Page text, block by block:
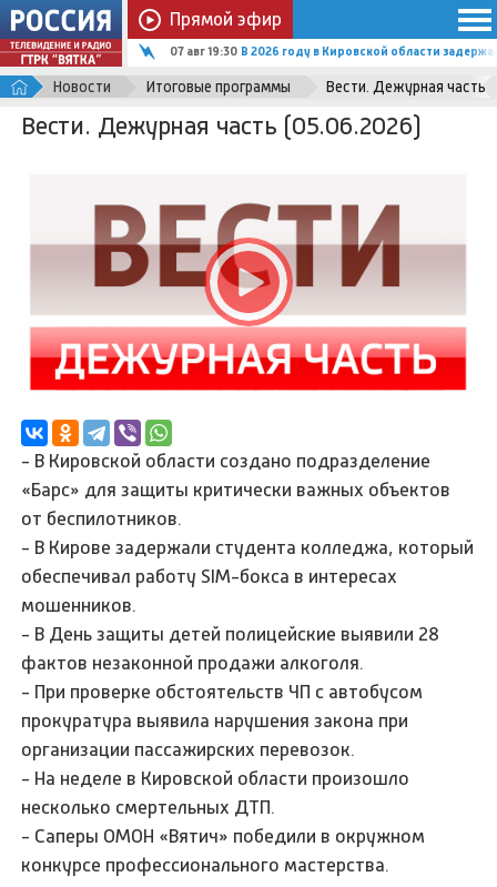
Прямой эфир
07 авг 19:30 В 2026 году в Кировской области
Новости Итоговые программы Вести. Дежурная часть
Вести. Дежурная часть (05.06.2026)
- В Кировской области создано подразделение
«Барс» для защиты критически важных объектов
от беспилотников.
- В Кирове задержали студента колледжа, который
обеспечивал работу SIM-бокса в интересах
мошенников.
- В День защиты детей полицейские выявили 28
фактов незаконной продажи алкоголя.
- При проверке обстоятельств ЧП с автобусом
прокуратура выявила нарушения закона при
организации пассажирских перевозок.
- На неделе в Кировской области произошло
несколько смертельных ДТП.
- Саперы ОМОН «Вятич» победили в окружном
конкурсе профессионального мастерства.